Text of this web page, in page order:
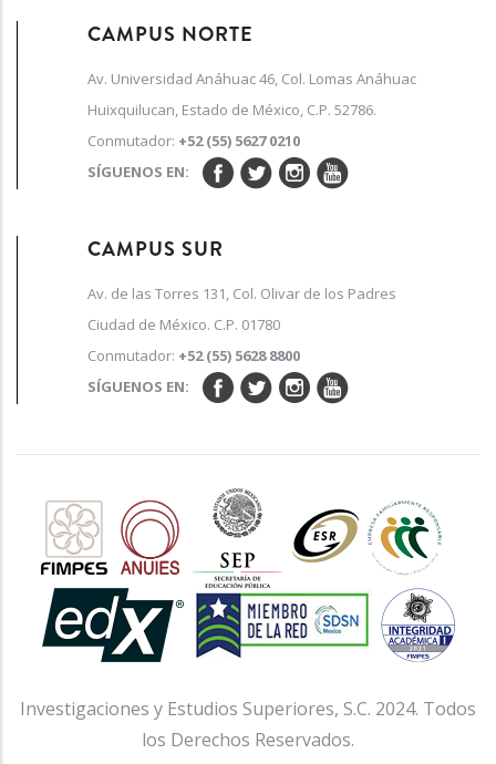
CAMPUS NORTE
Av. Universidad Anáhuac 46, Col. Lomas Anáhuac
Huixquilucan, Estado de México, C.P. 52786.
Conmutador: +52 (55) 5627 0210
SÍGUENOS EN:
CAMPUS SUR
Av. de las Torres 131, Col. Olivar de los Padres
Ciudad de México. C.P. 01780
Conmutador: +52 (55) 5628 8800
SÍGUENOS EN:
Investigaciones y Estudios Superiores, S.C. 2024. Todos
los Derechos Reservados.